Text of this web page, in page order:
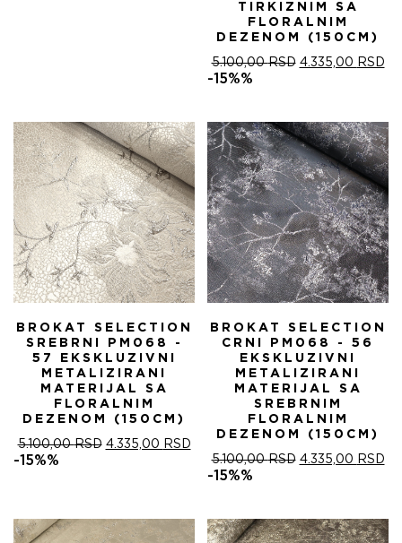
TIRKIZNIM SA
FLORALNIM
DEZENOM (150CM)
5.100,00RSD ОРИГИНАЛНА
5.100,00 RSD.
4.335,00 RSD
-15%%
BROKAT SELECTION
SREBRNI PM068 -
57 EKSKLUZIVNI
METALIZIRANI
MATERIJAL SA
FLORALNIM
DEZENOM (150CM)
5.100,00RSD ОРИГИНАЛНА
4.335,00 RSDТРЕНУТНА
ЦЕНА
-15%%
BROKAT SELECTION
CRNI PM068 - 56
EKSKLUZIVNI
METALIZIRANI
MATERIJAL SA
SREBRNIM
FLORALNIM
DEZENOM (150CM)
5.100,00RSD ОРИГИНАЛНА
5.100,00 RSD.
4.335,00 RSD
-15%%